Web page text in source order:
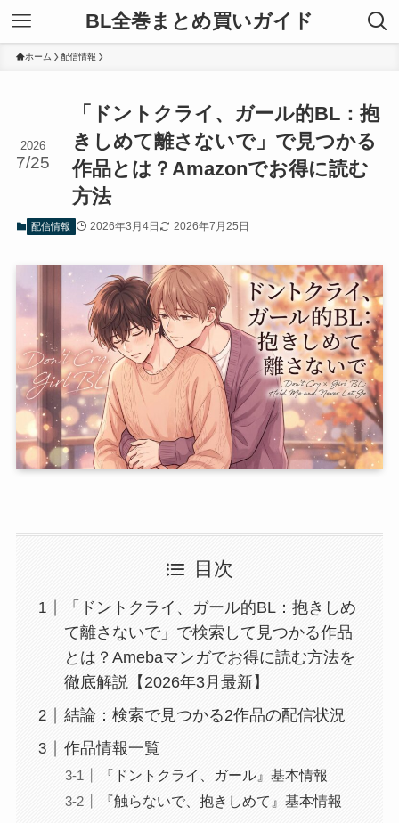
BL全巻まとめ買いガイド
ホーム 配信情報
「ドントクライ、ガール的BL：抱
きしめて離さないで」で見つかる
作品とは？Amazonでお得に読む
方法
2026
7/25
配信情報 2026年3月4日 2026年7月25日
目次
「ドントクライ、ガール的BL：抱きしめ
て離さないで」で検索して見つかる作品
とは？Amebaマンガでお得に読む方法を
徹底解説【2026年3月最新】
結論：検索で見つかる2作品の配信状況
作品情報一覧
『ドントクライ、ガール』基本情報
『触らないで、抱きしめて』基本情報